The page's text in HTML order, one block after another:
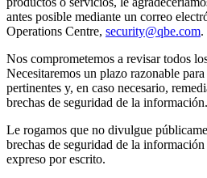
antes posible mediante un correo
Operations Centre, security@qbe.com.
Nos comprometemos a revisar todos
Necesitaremos un plazo razonable
pertinentes y, en caso necesario,
brechas de seguridad de la información.
Le rogamos que no divulgue
brechas de seguridad de la
expreso por escrito.